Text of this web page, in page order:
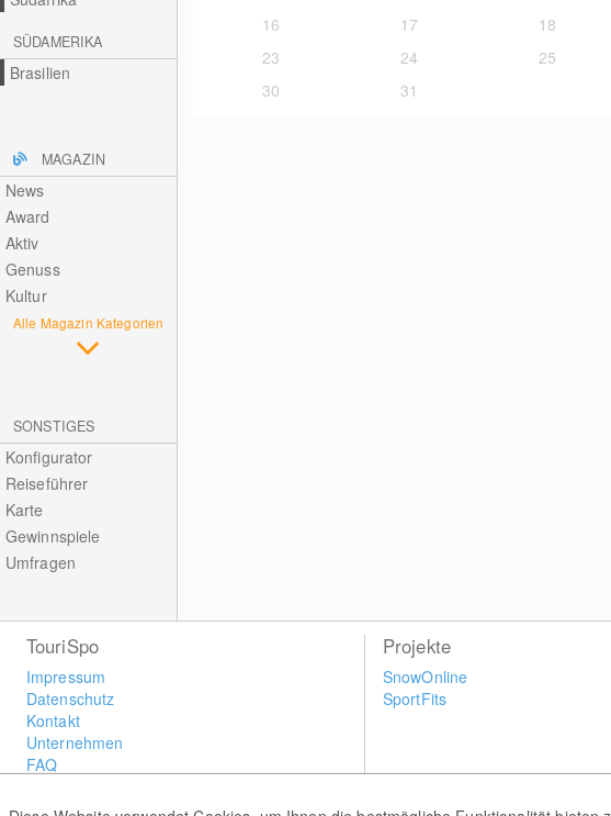
SÜDAMERIKA
Brasilien
MAGAZIN
News
Award
Aktiv
Genuss
Kultur
Alle Magazin Kategorien
SONSTIGES
Konfigurator
Reiseführer
Karte
Gewinnspiele
Umfragen
16
17 18
23
24 25
30
31
TouriSpo
Impressum
Datenschutz
Kontakt
Unternehmen
FAQ
Widget
Projekte
SnowOnline
SportFits